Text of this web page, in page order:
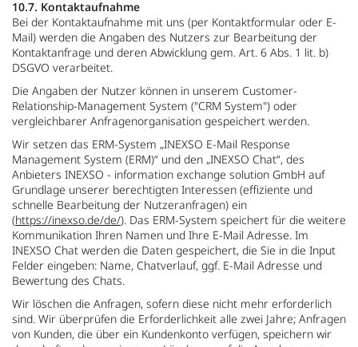
10.7. Kontaktaufnahme
Bei der Kontaktaufnahme mit uns (per Kontaktformular oder E-
Mail) werden die Angaben des Nutzers zur Bearbeitung der
Kontaktanfrage und deren Abwicklung gem. Art. 6 Abs. 1 lit. b)
DSGVO verarbeitet.
Die Angaben der Nutzer können in unserem Customer-
Relationship-Management System ("CRM System") oder
vergleichbarer Anfragenorganisation gespeichert werden.
Wir setzen das ERM-System „INEXSO E-Mail Response
Management System (ERM)“ und den „INEXSO Chat“, des
Anbieters INEXSO - information exchange solution GmbH auf
Grundlage unserer berechtigten Interessen (effiziente und
schnelle Bearbeitung der Nutzeranfragen) ein
(https://inexso.de/de/). Das ERM-System speichert für die weitere
Kommunikation Ihren Namen und Ihre E-Mail Adresse. Im
INEXSO Chat werden die Daten gespeichert, die Sie in die Input
Felder eingeben: Name, Chatverlauf, ggf. E-Mail Adresse und
Bewertung des Chats.
Wir löschen die Anfragen, sofern diese nicht mehr erforderlich
sind. Wir überprüfen die Erforderlichkeit alle zwei Jahre; Anfragen
von Kunden, die über ein Kundenkonto verfügen, speichern wir